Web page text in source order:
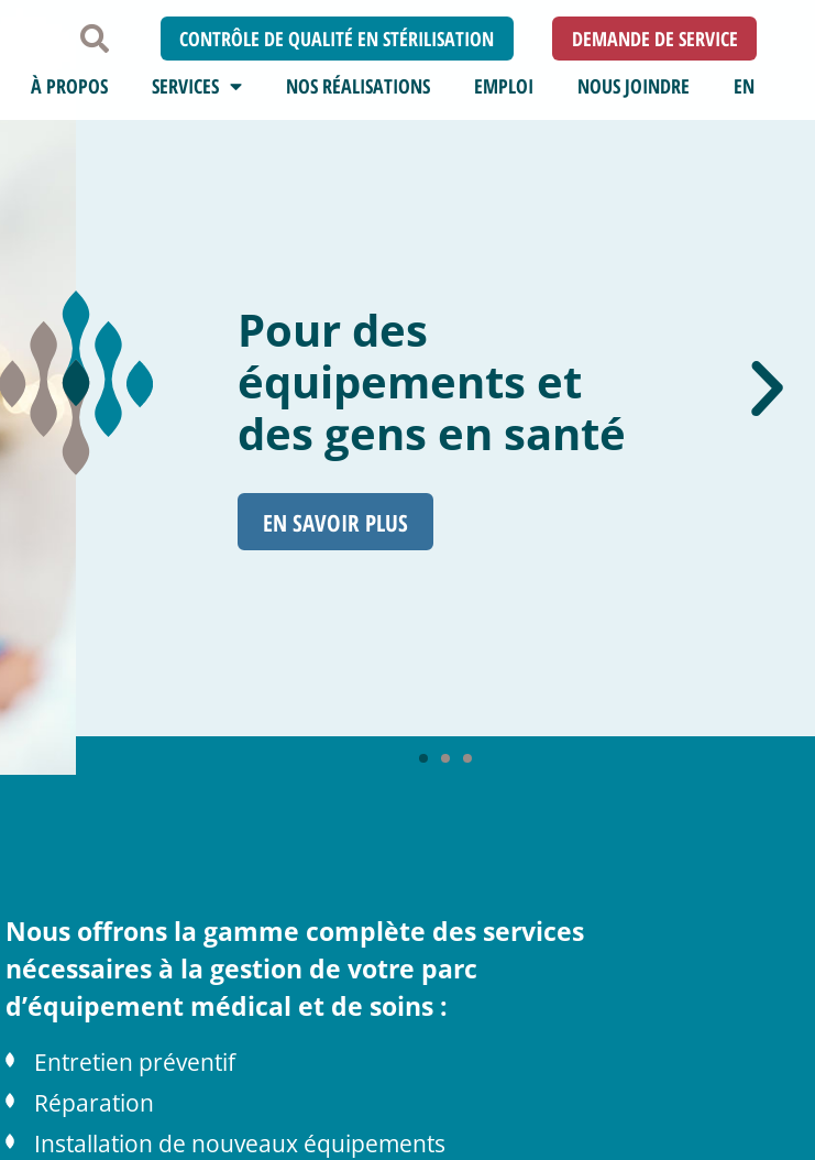
CONTRÔLE DE QUALITÉ EN STÉRILISATION
DEMANDE DE SERVICE
À PROPOS
SERVICES NOS RÉALISATIONS EMPLOI NOUS JOINDRE EN
Nous avons
le programme
d’entretien
préventif
pour vous
Nous offrons la gamme complète des services
nécessaires à la gestion de votre parc
d’équipement médical et de soins :
Entretien préventif
Réparation
Installation de nouveaux équipements